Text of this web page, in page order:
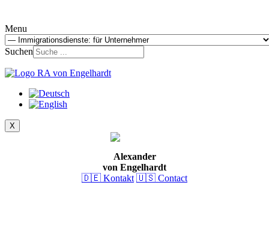
Menu
Suchen
X
Alexander
von Engelhardt
🇩🇪 Kontakt 🇺🇸 Contact